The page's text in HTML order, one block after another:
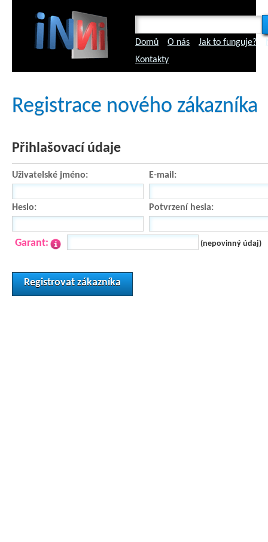
Domů O nás Jak to funguje?
Kontakty
Registrace nového zákazníka
Přihlašovací údaje
Uživatelské jméno: E-mail:
Heslo: Potvrzení hesla:
Garant: (nepovinný údaj)